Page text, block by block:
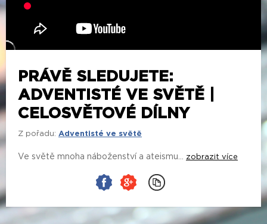
PRÁVĚ SLEDUJETE:
ADVENTISTÉ VE SVĚTĚ |
CELOSVĚTOVÉ DÍLNY
Z pořadu: Adventisté ve světě
Ve světě mnoha náboženství a ateismu... zobrazit více